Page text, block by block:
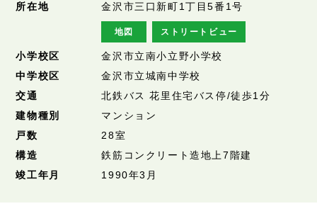
所在地
金沢市三口新町1丁目5番1号
地図 ストリートビュー
小学校区
金沢市立南小立野小学校
中学校区
金沢市立城南中学校
交通
北鉄バス 花里住宅バス停/徒歩1分
建物種別
マンション
戸数
28室
構造
鉄筋コンクリート造地上7階建
竣工年月
1990年3月